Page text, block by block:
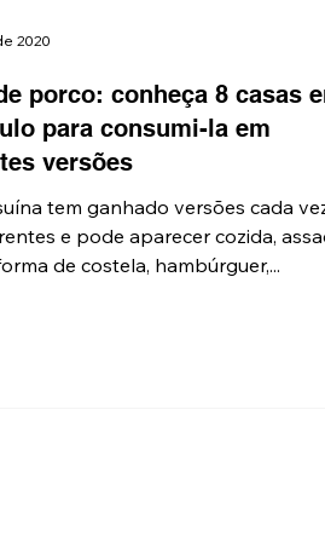
porco: conheça 8 casas
para consumi-la em
versões
tem ganhado versões cada
e pode aparecer cozida,
de costela, hambúrguer,...
2020